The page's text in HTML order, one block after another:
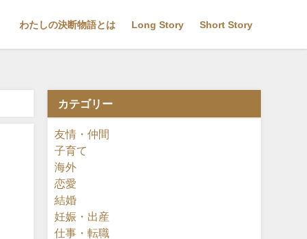
わたしの決断物語とは Long Story Short Story
カテゴリー
友情・仲間
子育て
海外
恋愛
結婚
妊娠・出産
仕事・転職